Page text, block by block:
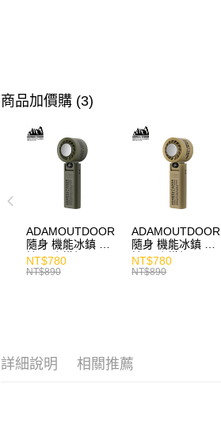
商品加價購 (3)
ADAMOUTDOOR
隨身 機能冰鎮 手
持風扇 掛繩
NT$780
NT$890
ADAMOUTDOOR
隨身 機能冰鎮 手
持風扇 掛繩
NT$780
NT$890
詳細說明 相關推薦